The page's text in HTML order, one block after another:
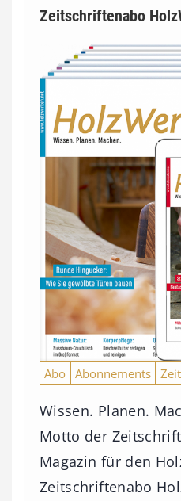
Zeitschriftenabo
Abo Abonnements
Wissen. Planen.
Motto der
Magazin für den
Zeitschriftenabo